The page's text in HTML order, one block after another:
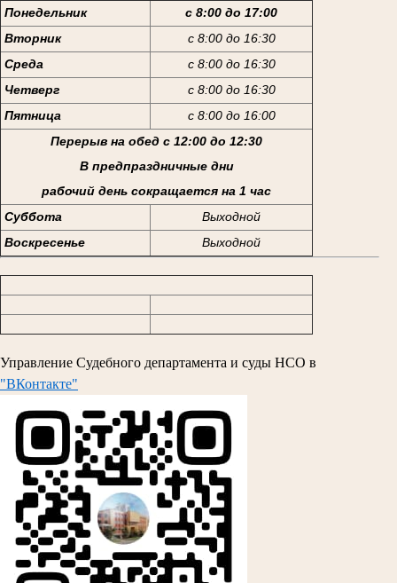
Понедельник
с 8:00 до 17:00
Вторник
с 8:00 до 16:30
Среда
с 8:00 до 16:30
Четверг
с 8:00 до 16:30
Пятница
с 8:00 до 16:00
Перерыв на обед с 12:00 до 12:30
В предпраздничные дни
рабочий день сокращается на 1 час
Суббота
Выходной
Воскресенье
Выходной
Управление Судебного департамента и суды НСО в
"ВКонтакте"